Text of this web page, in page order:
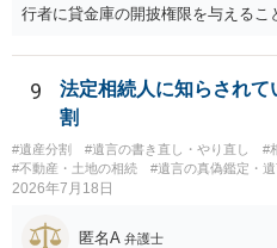
行者に貸金庫の開披権限を与える
9
法定相続人に知らされ
割
#遺産分割 #遺言の書き直し・やり直し
#
#不動産・土地の相続
#遺言の真偽鑑定・
2026年7月18日
匿名A 弁護士